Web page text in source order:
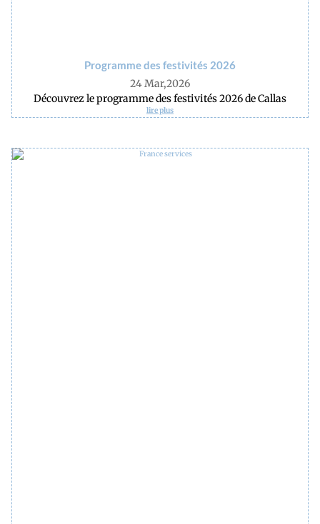
Programme des festivités 2026
24 Mar,2026
Découvrez le programme des festivités 2026 de Callas
lire plus